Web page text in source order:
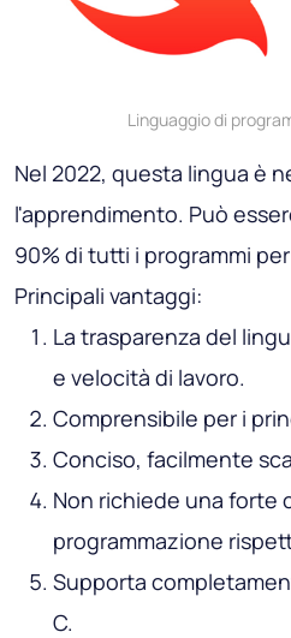
Linguaggio di
Nel 2022, questa lingua è
l'apprendimento. Può
90% di tutti i programmi
Principali vantaggi:
La trasparenza del
e velocità di lavoro.
Comprensibile per i
Conciso, facilmente
Non richiede una forte
programmazione
Supporta
C.